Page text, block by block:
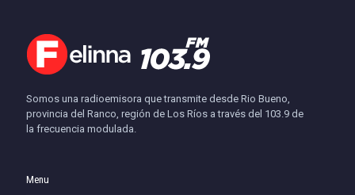
Somos una radioemisora que transmite desde Rio Bueno,
provincia del Ranco, región de Los Ríos a través del 103.9 de
la frecuencia modulada.
Menu